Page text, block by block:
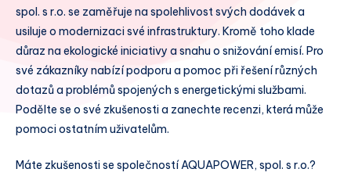
spol. s r.o. se zaměřuje na spolehlivost svých dodávek a
usiluje o modernizaci své infrastruktury. Kromě toho klade
důraz na ekologické iniciativy a snahu o snižování emisí. Pro
své zákazníky nabízí podporu a pomoc při řešení různých
dotazů a problémů spojených s energetickými službami.
Podělte se o své zkušenosti a zanechte recenzi, která může
pomoci ostatním uživatelům.
Máte zkušenosti se společností AQUAPOWER, spol. s r.o.?